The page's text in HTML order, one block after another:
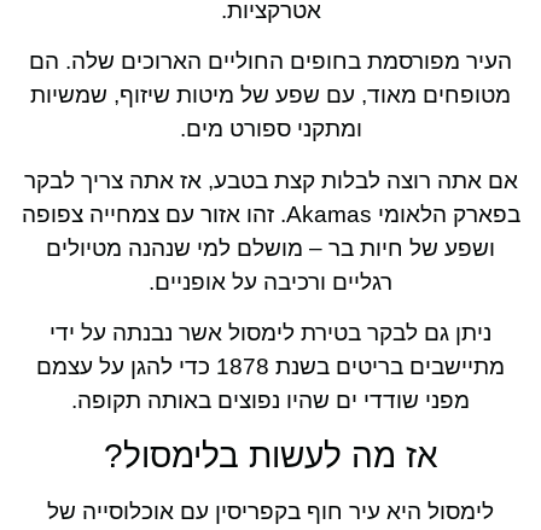
אטרקציות.
העיר מפורסמת בחופים החוליים הארוכים שלה. הם
מטופחים מאוד, עם שפע של מיטות שיזוף, שמשיות
ומתקני ספורט מים.
אם אתה רוצה לבלות קצת בטבע, אז אתה צריך לבקר
בפארק הלאומי Akamas. זהו אזור עם צמחייה צפופה
ושפע של חיות בר – מושלם למי שנהנה מטיולים
רגליים ורכיבה על אופניים.
ניתן גם לבקר בטירת לימסול אשר נבנתה על ידי
מתיישבים בריטים בשנת 1878 כדי להגן על עצמם
מפני שודדי ים שהיו נפוצים באותה תקופה.
אז מה לעשות בלימסול?
לימסול היא עיר חוף בקפריסין עם אוכלוסייה של